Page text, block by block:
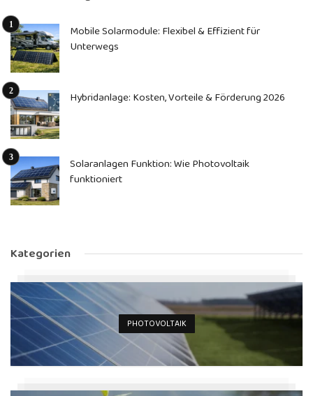
Mobile Solarmodule: Flexibel & Effizient für
Unterwegs
Hybridanlage: Kosten, Vorteile & Förderung 2026
Solaranlagen Funktion: Wie Photovoltaik
funktioniert
Kategorien
PHOTOVOLTAIK